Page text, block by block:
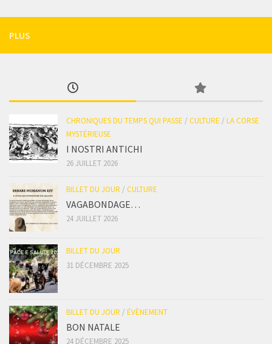
PLUS
CHRONIQUES DU TEMPS QUI PASSE / CULTURE / LA CORSE
MYSTÉRIEUSE
I NOSTRI ANTICHI
26 JUILLET 2026
BILLET DU JOUR / CULTURE
VAGABONDAGE…
24 JUILLET 2026
BILLET DU JOUR
31 DÉCEMBRE 2025
BILLET DU JOUR / ÉVÈNEMENT
BON NATALE
24 DÉCEMBRE 2025